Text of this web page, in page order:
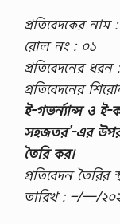
প্রতিবেদকের
রোল নং : ০১
প্রতিবেদনের ধরন :
প্রতিবেদনের
ই-গভর্ন্যান্স ও
সহজতর’-এর উপর
তৈরি কর।
প্রতিবেদন তৈরির
তারিখ : –/—/